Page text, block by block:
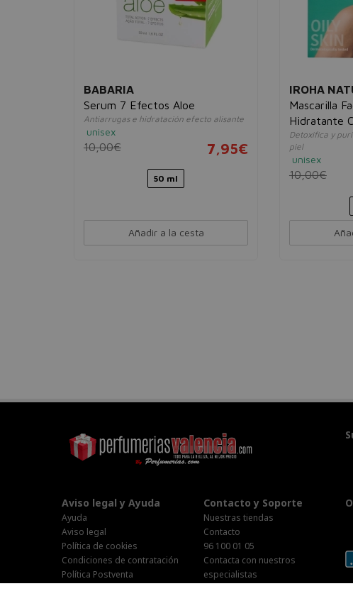
BABARIA
Serum 7 Efectos Aloe
Antiarrugas e hidratación efecto alisante
unisex
10,00€ 7,95€
50 ml
Añadir a la cesta
IROHA
Mascarilla
Hidratante
Hialurónico
Detoxifica y
piel
unisex
10,00€
Aviso legal y Ayuda
Ayuda
Aviso legal
Política de cookies
Condiciones de contratación
Política Postventa
Contacto y Soporte
Nuestras tiendas
Contacto
96 100 01 05
Contacta con nuestros
especialistas